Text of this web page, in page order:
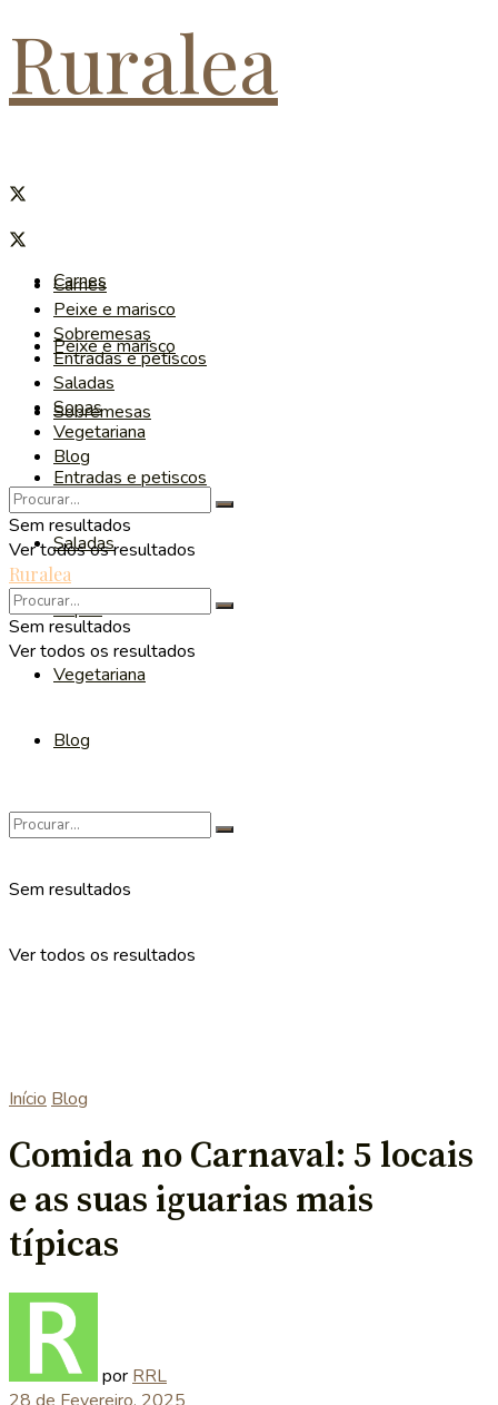
Ruralea
Carnes
Peixe e marisco
Sobremesas
Entradas e petiscos
Saladas
Sopas
Vegetariana
Blog
Sem resultados
Ver todos os resultados
Carnes
Peixe e marisco
Sobremesas
Entradas e petiscos
Saladas
Sopas
Vegetariana
Blog
Sem resultados
Ver todos os resultados
Ruralea
Sem resultados
Ver todos os resultados
Início Blog
Comida no Carnaval: 5 locais
e as suas iguarias mais
típicas
por RRL